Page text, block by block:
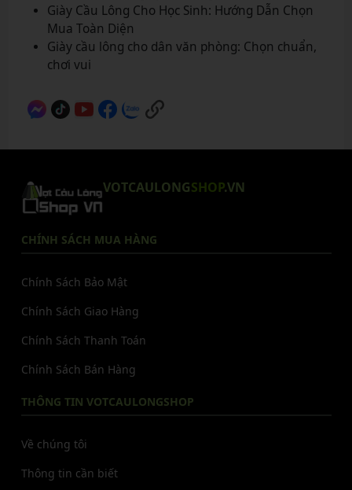
Giày Cầu Lông Cho Học Sinh: Hướng Dẫn Chọn
Mua Toàn Diện
Giày cầu lông cho dân văn phòng: Chọn chuẩn,
chơi vui
VOTCAULONGSHOP.VN
CHÍNH SÁCH MUA HÀNG
Chính Sách Bảo Mật
Chính Sách Giao Hàng
Chính Sách Thanh Toán
Chính Sách Bán Hàng
THÔNG TIN VOTCAULONGSHOP
Về chúng tôi
Thông tin cần biết